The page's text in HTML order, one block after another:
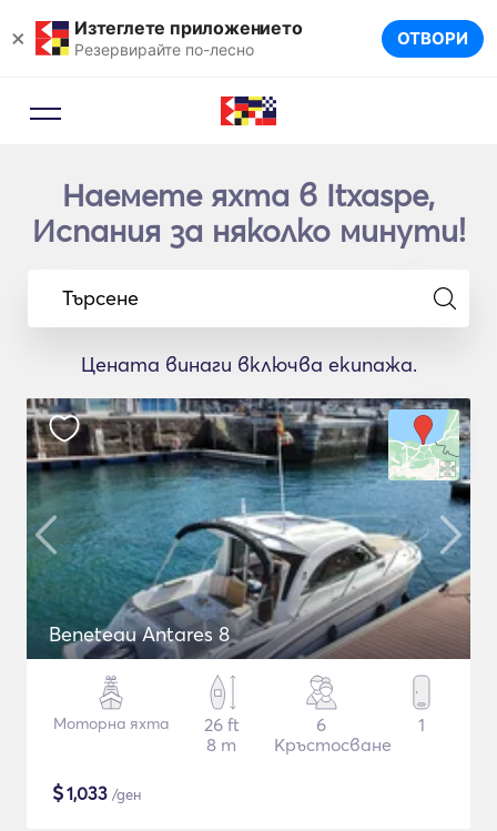
× Изтеглете приложението
Резервирайте по-лесно ОТВОРИ
Наемете яхта в Itxaspe,
Испания за няколко минути!
Търсене
Цената винаги включва екипажа.
Beneteau Antares 8
Моторна яхта
26 ft
8 m
6
Кръстосване
1
$1,033 /ден